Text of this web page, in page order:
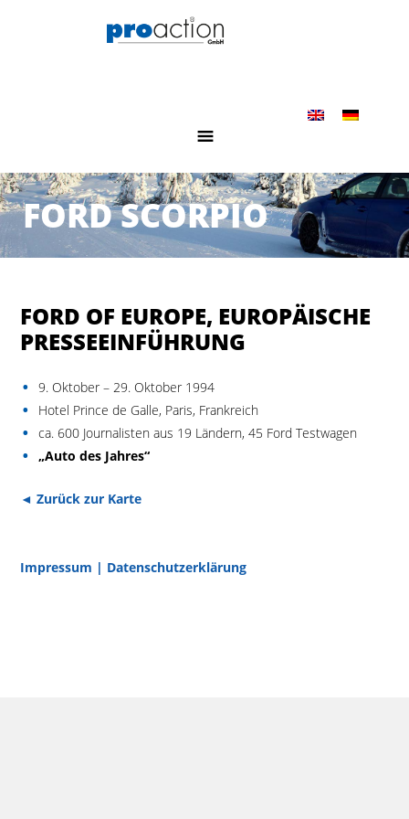
FORD SCORPIO
FORD OF EUROPE, EUROPÄISCHE
PRESSEEINFÜHRUNG
9. Oktober – 29. Oktober 1994
Hotel Prince de Galle, Paris, Frankreich
ca. 600 Journalisten aus 19 Ländern, 45 Ford Testwagen
„Auto des Jahres“
◄ Zurück zur Karte
Impressum | Datenschutzerklärung